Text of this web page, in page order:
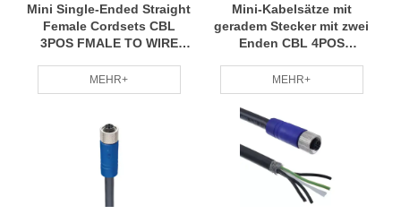
Mini Single-Ended Straight
Female Cordsets CBL
3POS FMALE TO WIRE
MEHR+
Mini-Kabelsätze mit
geradem Stecker mit zwei
Enden CBL 4POS
6,56'
MEHR+